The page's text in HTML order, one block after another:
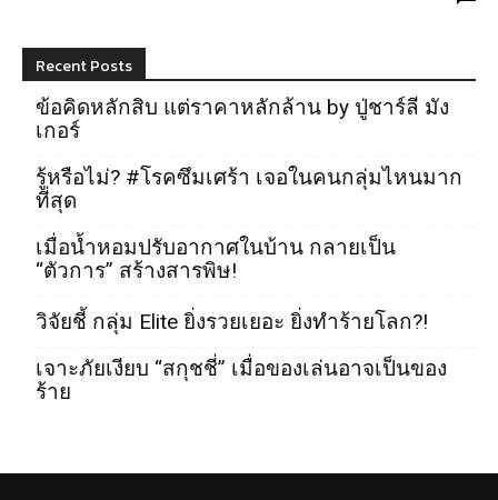
Recent Posts
ข้อคิดหลักสิบ แต่ราคาหลักล้าน by ปู่ชาร์ลี มัง
เกอร์
รู้หรือไม่? #โรคซึมเศร้า เจอในคนกลุ่มไหนมาก
ที่สุด
เมื่อน้ำหอมปรับอากาศในบ้าน กลายเป็น
“ตัวการ” สร้างสารพิษ!
วิจัยชี้ กลุ่ม Elite ยิ่งรวยเยอะ ยิ่งทำร้ายโลก?!
เจาะภัยเงียบ “สกุชชี่” เมื่อของเล่นอาจเป็นของ
ร้าย